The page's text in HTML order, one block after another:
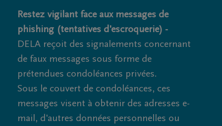
Restez vigilant face aux messages de
phishing (tentatives d'escroquerie) -
DELA reçoit des signalements concernant
de faux messages sous forme de
prétendues condoléances privées.
Sous le couvert de condoléances, ces
messages visent à obtenir des adresses e-
mail, d'autres données personnelles ou